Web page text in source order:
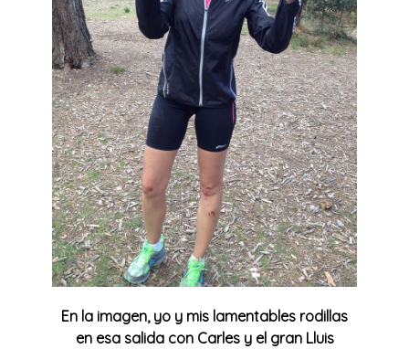
En la imagen, yo y mis lamentables rodillas
en esa salida con Carles y el gran Lluis